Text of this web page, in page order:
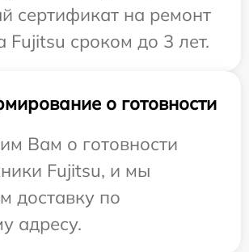
сертификат на ремонт
Fujitsu сроком до 3 лет.
о готовности
Вам о готовности
Fujitsu, и мы
доставку по
адресу.